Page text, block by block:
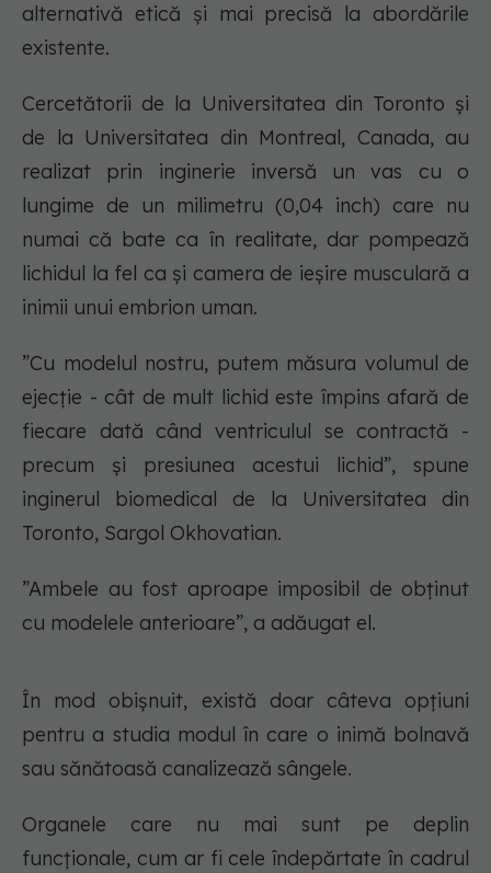
alternativă etică și mai precisă la abordările
existente.
Cercetătorii de la Universitatea din Toronto și
de la Universitatea din Montreal, Canada, au
realizat prin inginerie inversă un vas cu o
lungime de un milimetru (0,04 inch) care nu
numai că bate ca în realitate, dar pompează
lichidul la fel ca și camera de ieșire musculară a
inimii unui embrion uman.
”Cu modelul nostru, putem măsura volumul de
ejecție - cât de mult lichid este împins afară de
fiecare dată când ventriculul se contractă -
precum și presiunea acestui lichid”, spune
inginerul biomedical de la Universitatea din
Toronto, Sargol Okhovatian.
”Ambele au fost aproape imposibil de obținut
cu modelele anterioare”, a adăugat el.
În mod obișnuit, există doar câteva opțiuni
pentru a studia modul în care o inimă bolnavă
sau sănătoasă canalizează sângele.
Organele care nu mai sunt pe deplin
funcționale, cum ar fi cele îndepărtate în cadrul